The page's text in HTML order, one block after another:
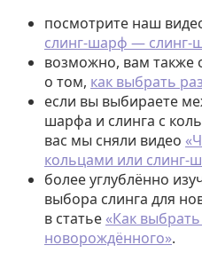
посмотрите наш
слинг-шарф — слинг-
возможно, вам также
о том, как выбрать
если вы выбираете
шарфа и слинга с
вас мы сняли видео
кольцами или слинг-
более углублённо
выбора слинга для
в статье «Как
новорождённого».